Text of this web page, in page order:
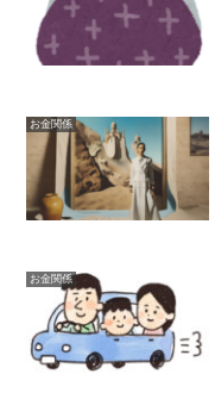
お金関係
お金関係